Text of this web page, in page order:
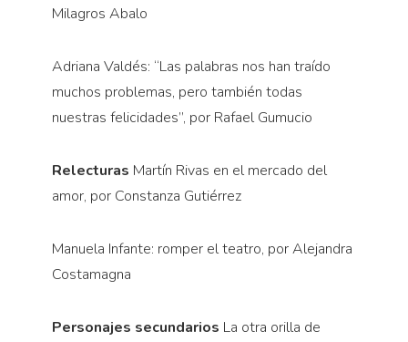
Milagros Abalo
Adriana Valdés: “Las palabras nos han traído
muchos problemas, pero también todas
nuestras felicidades”, por Rafael Gumucio
Relecturas Martín Rivas en el mercado del
amor, por Constanza Gutiérrez
Manuela Infante: romper el teatro, por Alejandra
Costamagna
Personajes secundarios La otra orilla de